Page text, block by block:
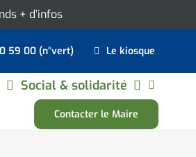
+ d’infos
59 00 (n°vert) Le kiosque
Social & solidarité
Contacter le Maire